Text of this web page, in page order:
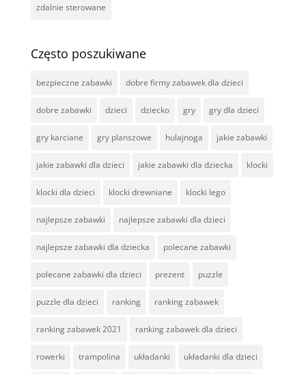
zdalnie sterowane
Często poszukiwane
bezpieczne zabawki dobre firmy zabawek dla dzieci
dobre zabawki dzieci dziecko gry gry dla dzieci
gry karciane gry planszowe hulajnoga jakie zabawki
jakie zabawki dla dzieci jakie zabawki dla dziecka klocki
klocki dla dzieci klocki drewniane klocki lego
najlepsze zabawki najlepsze zabawki dla dzieci
najlepsze zabawki dla dziecka polecane zabawki
polecane zabawki dla dzieci prezent puzzle
puzzle dla dzieci ranking ranking zabawek
ranking zabawek 2021 ranking zabawek dla dzieci
rowerki trampolina układanki układanki dla dzieci